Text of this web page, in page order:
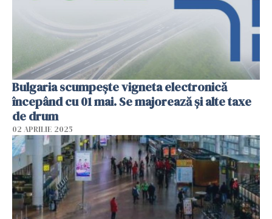
Bulgaria scumpește vigneta electronică
începând cu 01 mai. Se majorează și alte taxe
de drum
02 APRILIE 2025